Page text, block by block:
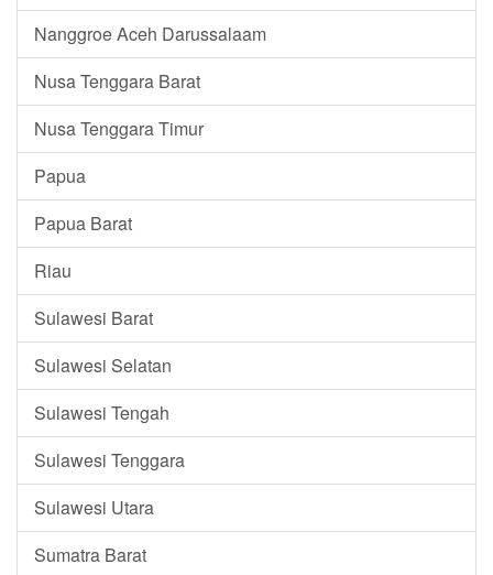
Nanggroe Aceh Darussalaam
Nusa Tenggara Barat
Nusa Tenggara Timur
Papua
Papua Barat
Riau
Sulawesi Barat
Sulawesi Selatan
Sulawesi Tengah
Sulawesi Tenggara
Sulawesi Utara
Sumatra Barat